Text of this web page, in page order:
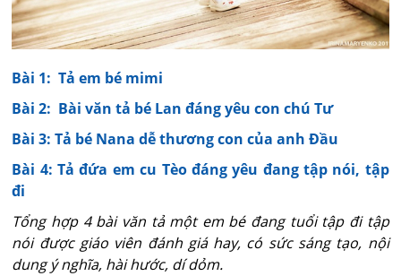
Bài 1: Tả em bé mimi
Bài 2: Bài văn tả bé Lan đáng yêu con chú Tư
Bài 3: Tả bé Nana dễ thương con của anh Đầu
Bài 4: Tả đứa em cu Tèo đáng yêu đang tập nói, tập
đi
Tổng hợp 4 bài văn tả một em bé đang tuổi tập đi tập
nói được giáo viên đánh giá hay, có sức sáng tạo, nội
dung ý nghĩa, hài hước, dí dỏm.